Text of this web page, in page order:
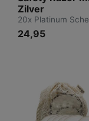
Zilver
20x Platinum
24,95